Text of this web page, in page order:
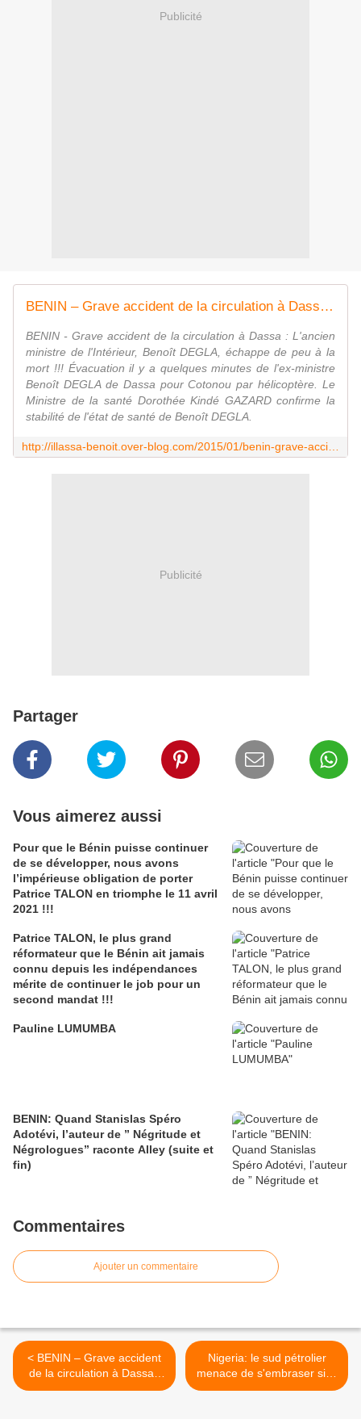
Publicité
BENIN – Grave accident de la circulation à Dassa : L’ancien ministre de l’Intérieur, Benoît DEGLA, échappe de peu à la mort !!! - Le Blog de Benoît ILLASSA - Une passion pour le BENIN
BENIN - Grave accident de la circulation à Dassa : L'ancien
ministre de l'Intérieur, Benoît DEGLA, échappe de peu à la
mort !!! Évacuation il y a quelques minutes de l'ex-ministre
Benoît DEGLA de Dassa pour Cotonou par hélicoptère. Le
Ministre de la santé Dorothée Kindé GAZARD confirme la
stabilité de l'état de santé de Benoît DEGLA.
Publicité
Partager
Vous aimerez aussi
Pour que le Bénin puisse continuer
de se développer, nous avons
l’impérieuse obligation de porter
Patrice TALON en triomphe le 11 avril
2021 !!!
Patrice TALON, le plus grand
réformateur que le Bénin ait jamais
connu depuis les indépendances
mérite de continuer le job pour un
second mandat !!!
Pauline LUMUMBA
BENIN: Quand Stanislas Spéro
Adotévi, l’auteur de ” Négritude et
Négrologues” raconte Alley (suite et
fin)
Commentaires
Ajouter un commentaire
< BENIN – Grave accident
de la circulation à Dassa :
L’ancien ministre de
Nigeria: le sud pétrolier
menace de s'embraser si le
président Jonathan n'est